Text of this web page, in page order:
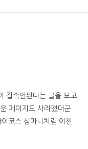
접속안된다는 글을 보고
페이지도 사라졌더군
코스 심마니처럼 이젠